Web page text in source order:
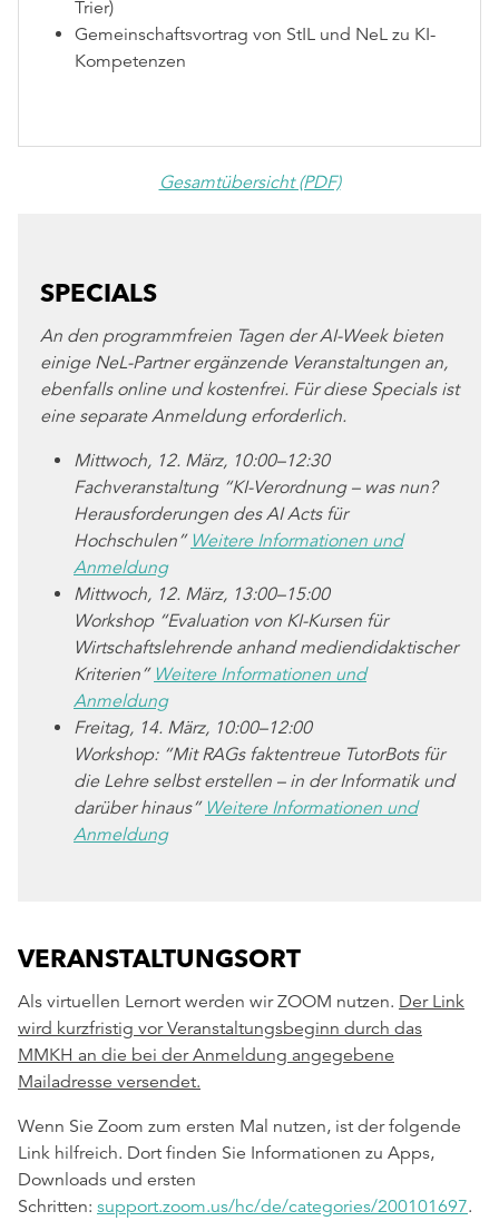
Trier)
Gemeinschaftsvortrag von StIL und NeL zu KI-
Kompetenzen
Gesamtübersicht (PDF)
SPECIALS
An den programmfreien Tagen der AI-Week bieten
einige NeL-Partner ergänzende Veranstaltungen an,
ebenfalls online und kostenfrei. Für diese Specials ist
eine separate Anmeldung erforderlich.
Mittwoch, 12. März, 10:00–12:30
Fachveranstaltung “KI-Verordnung – was nun?
Herausforderungen des AI Acts für
Hochschulen” Weitere Informationen und
Anmeldung
Mittwoch, 12. März, 13:00–15:00
Workshop “Evaluation von KI-Kursen für
Wirtschaftslehrende anhand mediendidaktischer
Kriterien” Weitere Informationen und
Anmeldung
Freitag, 14. März, 10:00–12:00
Workshop: “Mit RAGs faktentreue TutorBots für
die Lehre selbst erstellen – in der Informatik und
darüber hinaus” Weitere Informationen und
Anmeldung
VERANSTALTUNGSORT
Als virtuellen Lernort werden wir ZOOM nutzen. Der Link
wird kurzfristig vor Veranstaltungsbeginn durch das
MMKH an die bei der Anmeldung angegebene
Mailadresse versendet.
Wenn Sie Zoom zum ersten Mal nutzen, ist der folgende
Link hilfreich. Dort finden Sie Informationen zu Apps,
Downloads und ersten
Schritten: support.zoom.us/hc/de/categories/200101697.